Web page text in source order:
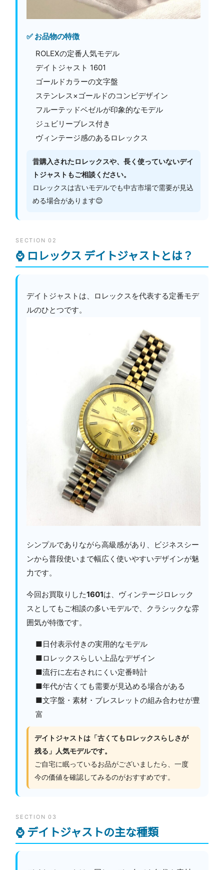
✅ お品物の特徴
ROLEXの定番人気モデル
デイトジャスト 1601
ゴールドカラーの文字盤
ステンレス×ゴールドのコンビデザイン
フルーテッドベゼルが印象的なモデル
ジュビリーブレス付き
ヴィンテージ感のあるロレックス
昔購入されたロレックスや、長く使っていないデイ
トジャストもご相談ください。
ロレックスは古いモデルでも中古市場で需要が見込
める場合があります😊
SECTION 02
⌚ ロレックス デイトジャストとは？
デイトジャストは、ロレックスを代表する定番モデ
ルのひとつです。
シンプルでありながら高級感があり、ビジネスシー
ンから普段使いまで幅広く使いやすいデザインが魅
力です。
今回お買取りした1601は、ヴィンテージロレック
スとしてもご相談の多いモデルで、クラシックな雰
囲気が特徴です。
■日付表示付きの実用的なモデル
■ロレックスらしい上品なデザイン
■流行に左右されにくい定番時計
■年代が古くても需要が見込める場合がある
■文字盤・素材・ブレスレットの組み合わせが豊
富
デイトジャストは「古くてもロレックスらしさが
残る」人気モデルです。
ご自宅に眠っているお品がございましたら、一度
今の価値を確認してみるのがおすすめです。
SECTION 03
⌚ デイトジャストの主な種類